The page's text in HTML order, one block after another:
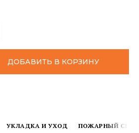
ДОБАВИТЬ В КОРЗИНУ
УКЛАДКА И УХОД ПОЖАРНЫЙ